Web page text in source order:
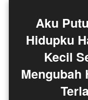
Aku
Hidupku
Kecil
Mengubah